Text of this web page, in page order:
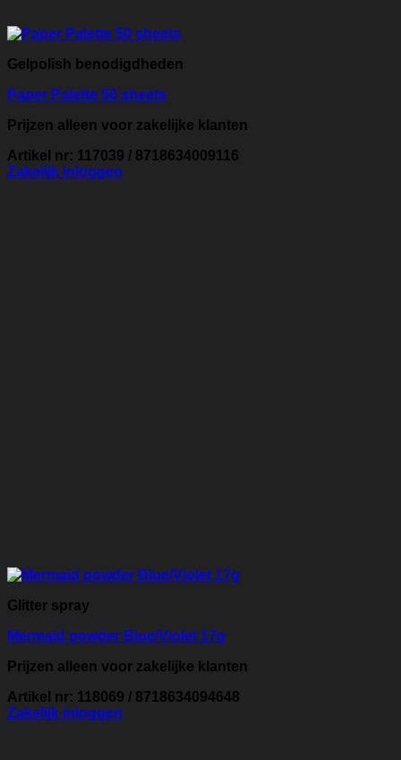
Gelpolish benodigdheden
Paper Palette 50 sheets
Prijzen alleen voor zakelijke klanten
Artikel nr: 117039 / 8718634009116
Zakelijk inloggen
Glitter spray
Mermaid powder Blue/Violet 17g
Prijzen alleen voor zakelijke klanten
Artikel nr: 118069 / 8718634094648
Zakelijk inloggen